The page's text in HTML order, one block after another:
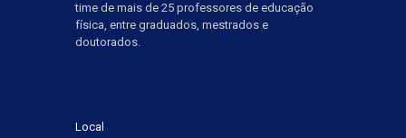
time de mais de 25 professores de educação
física, entre graduados, mestrados e
doutorados.
Local